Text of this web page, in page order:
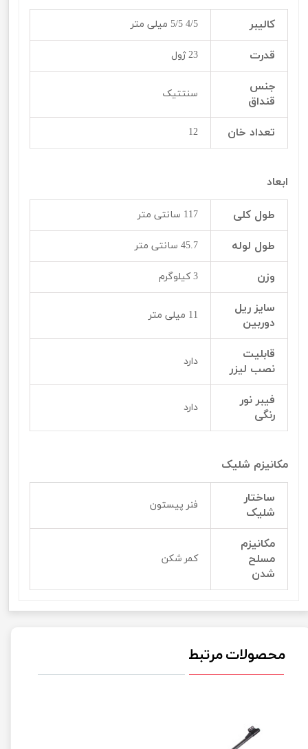
کالیبر 4/5 5/5 میلی متر
قدرت 23 ژول
جنس
قنداق
سنتتیک
تعداد خان 12
ابعاد
طول کلی 117 سانتی متر
طول لوله 45.7 سانتی متر
وزن 3 کیلوگرم
سایز ریل
دوربین
11 میلی متر
قابلیت
نصب لیزر
دارد
فیبر نور
رنگی
دارد
مکانیزم شلیک
ساختار
شلیک
فنر پیستون
مکانیزم
مسلح
شدن
کمر شکن
محصولات مرتبط